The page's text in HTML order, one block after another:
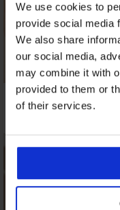
We use cookies to
provide social media
We also share
our social media,
may combine it with
provided to them or
of their services.
Κάτω μέρος μαγιό
Auralux